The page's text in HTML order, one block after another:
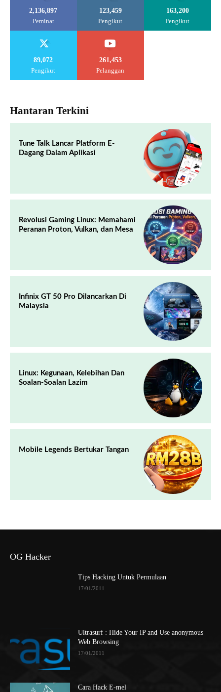
2,136,897
Peminat
123,459
Pengikut
163,200
Pengikut
89,072
Pengikut
261,453
Pelanggan
Hantaran Terkini
Tune Talk Lancar Platform E-
Dagang Dalam Aplikasi
Revolusi Gaming Linux: Memahami
Peranan Proton, Vulkan, dan Mesa
Infinix GT 50 Pro Dilancarkan Di
Malaysia
Linux: Kegunaan, Kelebihan Dan
Soalan-Soalan Lazim
Mobile Legends Bertukar Tangan
OG Hacker
Tips Hacking Untuk Permulaan
17/01/2011
Ultrasurf : Hide Your IP and Use anonymous
Web Browsing
17/01/2011
Cara Hack E-mel